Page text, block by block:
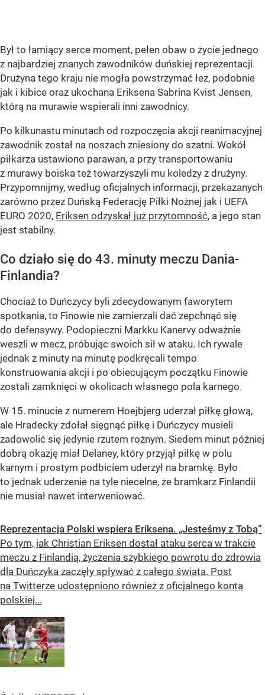
Był to łamiący serce moment, pełen obaw o życie jednego
z najbardziej znanych zawodników duńskiej reprezentacji.
Drużyna tego kraju nie mogła powstrzymać łez, podobnie
jak i kibice oraz ukochana Eriksena Sabrina Kvist Jensen,
którą na murawie wspierali inni zawodnicy.
Po kilkunastu minutach od rozpoczęcia akcji reanimacyjnej
zawodnik został na noszach zniesiony do szatni. Wokół
piłkarza ustawiono parawan, a przy transportowaniu
z murawy boiska też towarzyszyli mu koledzy z drużyny.
Przypomnijmy, według oficjalnych informacji, przekazanych
zarówno przez Duńską Federację Piłki Nożnej jak i UEFA
EURO 2020, Eriksen odzyskał już przytomność, a jego stan
jest stabilny.
Co działo się do 43. minuty meczu Dania-
Finlandia?
Chociaż to Duńczycy byli zdecydowanym faworytem
spotkania, to Finowie nie zamierzali dać zepchnąć się
do defensywy. Podopieczni Markku Kanervy odważnie
weszli w mecz, próbując swoich sił w ataku. Ich rywale
jednak z minuty na minutę podkręcali tempo
konstruowania akcji i po obiecującym początku Finowie
zostali zamknięci w okolicach własnego pola karnego.
W 15. minucie z numerem Hoejbjerg uderzał piłkę głową,
ale Hradecky zdołał sięgnąć piłkę i Duńczycy musieli
zadowolić się jedynie rzutem rożnym. Siedem minut później
dobrą okazję miał Delaney, który przyjął piłkę w polu
karnym i prostym podbiciem uderzył na bramkę. Było
to jednak uderzenie na tyle niecelne, że bramkarz Finlandii
nie musiał nawet interweniować.
Reprezentacja Polski wspiera Eriksena. „Jesteśmy z Tobą”
Po tym, jak Christian Eriksen dostał ataku serca w trakcie
meczu z Finlandią, życzenia szybkiego powrotu do zdrowia
dla Duńczyka zaczęły spływać z całego świata. Post
na Twitterze udostępniono również z oficjalnego konta
polskiej...